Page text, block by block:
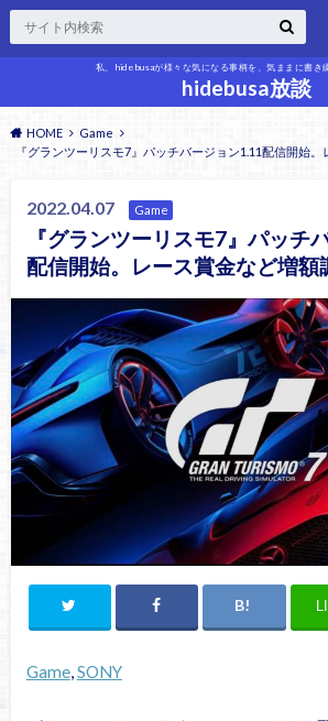
私、hidebusaが様々な気になる事柄を、気ままに書き
hidebusa放談
HOME
Game
『グランツーリスモ7』パッチバージョン1.11配信開始。
2022.04.07 Game
『グランツーリスモ7』パッチ
配信開始。レース賞金など増額
Game, SONY